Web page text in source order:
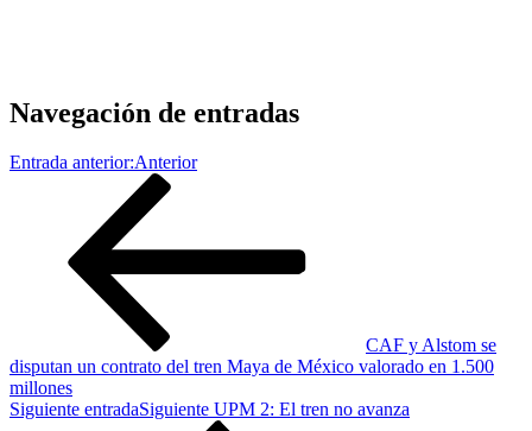
Navegación de entradas
Entrada anterior:Anterior
CAF y Alstom se
disputan un contrato del tren Maya de México valorado en 1.500
millones
Siguiente entradaSiguiente UPM 2: El tren no avanza